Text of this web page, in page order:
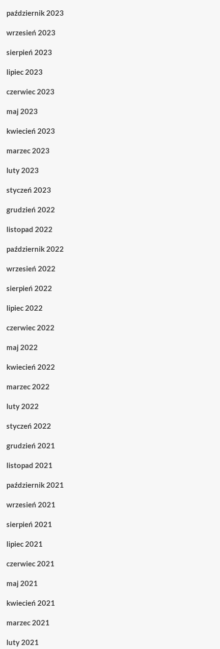
październik 2023
wrzesień 2023
sierpień 2023
lipiec 2023
czerwiec 2023
maj 2023
kwiecień 2023
marzec 2023
luty 2023
styczeń 2023
grudzień 2022
listopad 2022
październik 2022
wrzesień 2022
sierpień 2022
lipiec 2022
czerwiec 2022
maj 2022
kwiecień 2022
marzec 2022
luty 2022
styczeń 2022
grudzień 2021
listopad 2021
październik 2021
wrzesień 2021
sierpień 2021
lipiec 2021
czerwiec 2021
maj 2021
kwiecień 2021
marzec 2021
luty 2021